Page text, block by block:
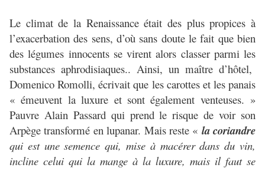
Le climat de la Renaissance était des plus propices à
l’exacerbation des sens, d’où sans doute le fait que bien
des légumes innocents se virent alors classer parmi les
substances aphrodisiaques.. Ainsi, un maître d’hôtel,
Domenico Romolli, écrivait que les carottes et les panais
« émeuvent la luxure et sont également venteuses. »
Pauvre Alain Passard qui prend le risque de voir son
Arpège transformé en lupanar. Mais reste « la coriandre
qui est une semence qui, mise à macérer dans du vin,
incline celui qui la mange à la luxure, mais il faut se